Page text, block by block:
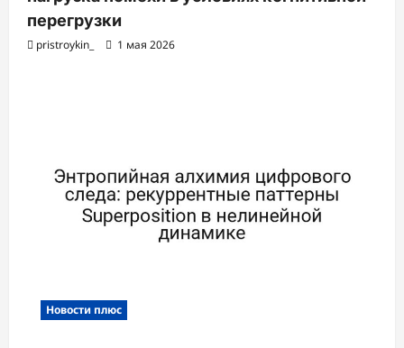
перегрузки
pristroykin_ 1 мая 2026
Новости плюс